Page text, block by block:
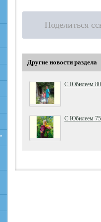
Поделиться
Другие новости раздела
С Юбилеем 80
С Юбилеем 75